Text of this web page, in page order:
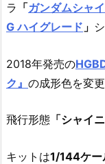
ラ 「ガンダムシャ
G ハイグレード 」
2018年発売の
ク』 の成形色を変更
飛行形態 「シャイ
キットは1/144ケー